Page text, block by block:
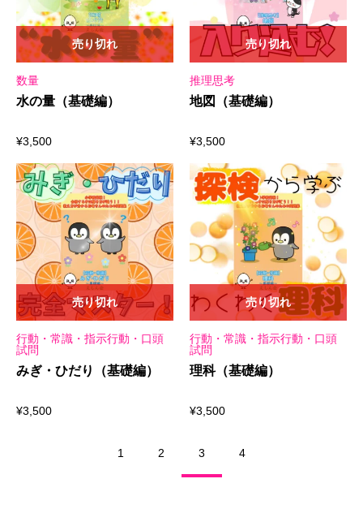
数量
水の量（基礎編）
¥3,500
売り切れ
推理思考
地図（基礎編）
¥3,500
売り切れ
行動・常識・指示行動・口頭
試問
みぎ・ひだり（基礎編）
¥3,500
売り切れ
行動・常識・指示行動・口頭
試問
理科（基礎編）
¥3,500
売り切れ
1 2 3 4